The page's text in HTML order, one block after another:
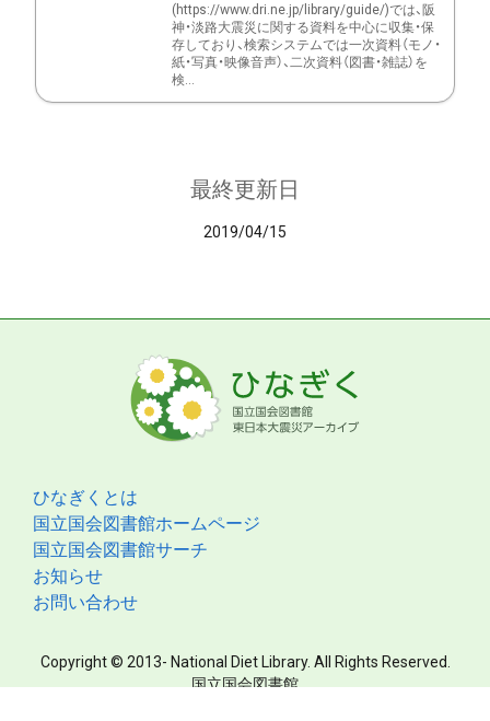
(https://www.dri.ne.jp/library/guide/)では、阪
神・淡路大震災に関する資料を中心に収集・保
存しており、検索システムでは一次資料（モノ・
紙・写真・映像音声）、二次資料（図書・雑誌）を
検...
最終更新日
2019/04/15
ひなぎくとは
国立国会図書館ホームページ
国立国会図書館サーチ
お知らせ
お問い合わせ
Copyright © 2013- National Diet Library. All Rights Reserved.